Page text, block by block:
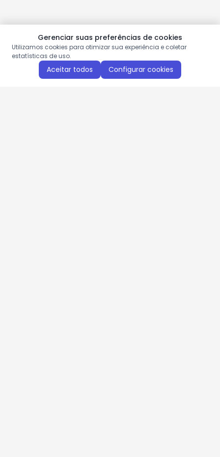
Gerenciar suas preferências de cookies
Utilizamos cookies para otimizar sua experiência e coletar
estatísticas de uso.
Aceitar todos Configurar cookies